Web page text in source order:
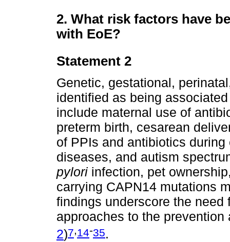
2. What risk factors have
with EoE?
Statement 2
Genetic, gestational,
identified as being
include maternal use of
preterm birth, cesarean
of PPIs and antibiotics
diseases, and autism
pylori infection, pet
carrying CAPN14 mutations
findings underscore the
approaches to the
2)7,14-35.